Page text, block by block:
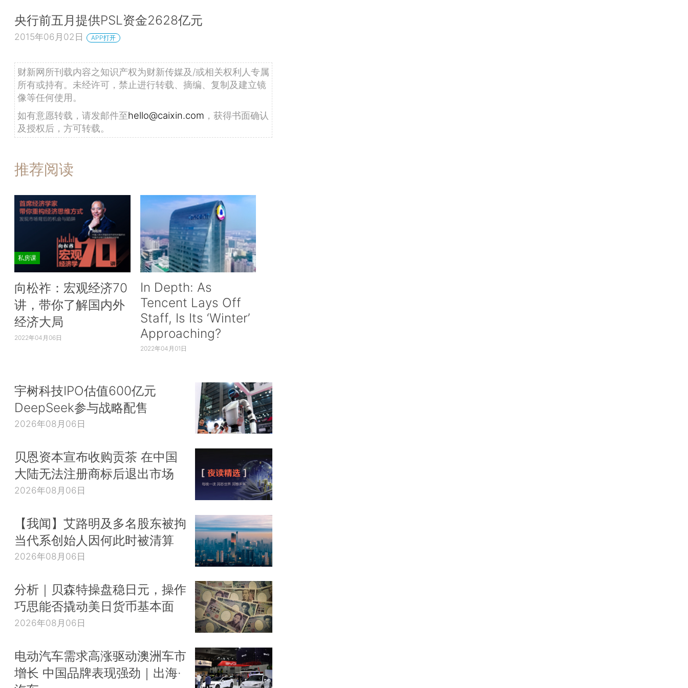
央行前五月提供PSL资金2628亿元
2015年06月02日 APP打开
财新网所刊载内容之知识产权为财新传媒及/或相关权利人专属
所有或持有。未经许可，禁止进行转载、摘编、复制及建立镜
像等任何使用。
如有意愿转载，请发邮件至hello@caixin.com ，获得书面确认
及授权后，方可转载。
推荐阅读
私房课
向松祚：宏观经济70
讲，带你了解国内外
经济大局
2022年04月06日
In Depth: As
Tencent Lays Off
Staff, Is Its ‘Winter’
Approaching?
2022年04月01日
宇树科技IPO估值600亿元
DeepSeek参与战略配售
2026年08月06日
贝恩资本宣布收购贡茶 在中国
大陆无法注册商标后退出市场
2026年08月06日
【我闻】艾路明及多名股东被拘
当代系创始人因何此时被清算
2026年08月06日
分析｜贝森特操盘稳日元，操作
巧思能否撬动美日货币基本面
2026年08月06日
电动汽车需求高涨驱动澳洲车市
增长 中国品牌表现强劲｜出海·